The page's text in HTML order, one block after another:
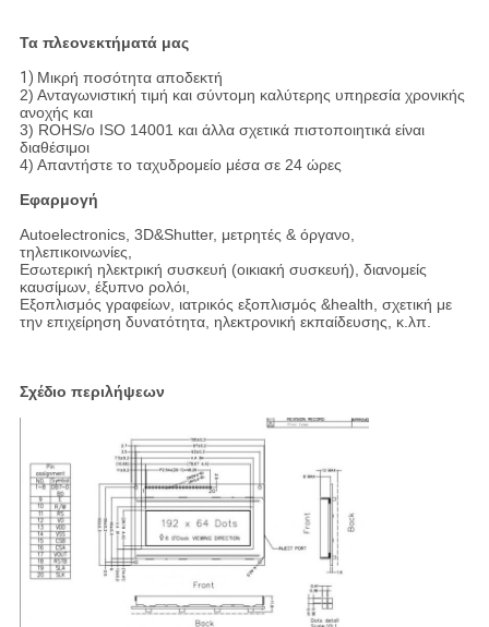
Τα πλεονεκτήματά μας
1) Μικρή ποσότητα αποδεκτή
2) Ανταγωνιστική τιμή και σύντομη καλύτερης υπηρεσία χρονικής
ανοχής και
3) ROHS/ο ISO 14001 και άλλα σχετικά πιστοποιητικά είναι
διαθέσιμοι
4) Απαντήστε το ταχυδρομείο μέσα σε 24 ώρες
Εφαρμογή
Autoelectronics, 3D&Shutter, μετρητές & όργανο,
τηλεπικοινωνίες,
Εσωτερική ηλεκτρική συσκευή (οικιακή συσκευή), διανομείς
καυσίμων, έξυπνο ρολόι,
Εξοπλισμός γραφείων, ιατρικός εξοπλισμός &health, σχετική με
την επιχείρηση δυνατότητα, ηλεκτρονική εκπαίδευσης, κ.λπ.
Σχέδιο περιλήψεων